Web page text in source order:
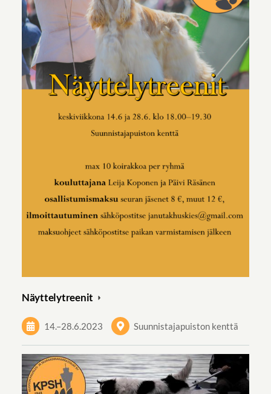
Näyttelytreenit
14.–28.6.2023 Suunnistajapuiston kenttä